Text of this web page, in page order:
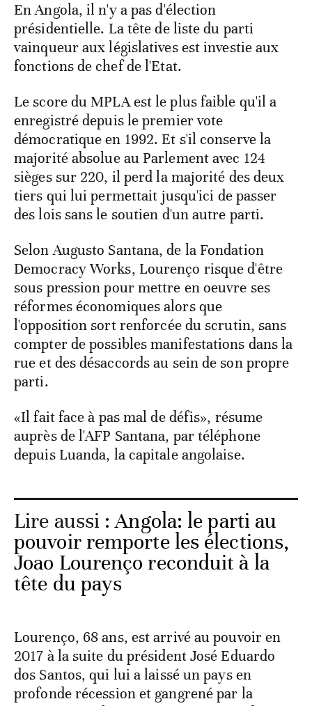
En Angola, il n'y a pas d'élection
présidentielle. La tête de liste du parti
vainqueur aux législatives est investie aux
fonctions de chef de l'Etat.
Le score du MPLA est le plus faible qu'il a
enregistré depuis le premier vote
démocratique en 1992. Et s'il conserve la
majorité absolue au Parlement avec 124
sièges sur 220, il perd la majorité des deux
tiers qui lui permettait jusqu'ici de passer
des lois sans le soutien d'un autre parti.
Selon Augusto Santana, de la Fondation
Democracy Works, Lourenço risque d'être
sous pression pour mettre en oeuvre ses
réformes économiques alors que
l'opposition sort renforcée du scrutin, sans
compter de possibles manifestations dans la
rue et des désaccords au sein de son propre
parti.
«Il fait face à pas mal de défis», résume
auprès de l'AFP Santana, par téléphone
depuis Luanda, la capitale angolaise.
Lire aussi :Angola: le parti au
pouvoir remporte les élections,
Joao Lourenço reconduit à la
tête du pays
Lourenço, 68 ans, est arrivé au pouvoir en
2017 à la suite du président José Eduardo
dos Santos, qui lui a laissé un pays en
profonde récession et gangrené par la